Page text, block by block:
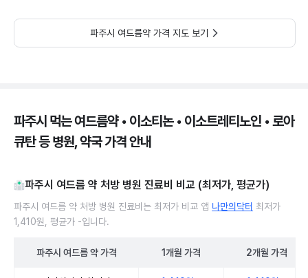
파주시 여드름약 가격 지도 보기
파주시 먹는 여드름약 • 이소티논 • 이소트레티노인 • 로아
큐탄 등 병원, 약국 가격 안내
파주시 여드름 약 처방 병원 진료비 비교 (최저가, 평균가)
파주시 여드름 약 처방 병원 진료비는 최저가 비교 앱 나만의닥터 최저가
1,410원, 평균가 -입니다.
파주시 여드름 약가격 1개월 가격 2개월 가격